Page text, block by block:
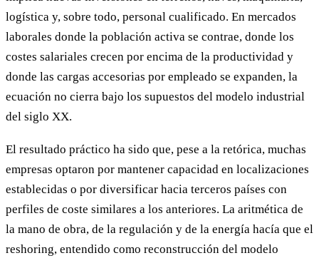
logística y, sobre todo, personal cualificado. En mercados
laborales donde la población activa se contrae, donde los
costes salariales crecen por encima de la productividad y
donde las cargas accesorias por empleado se expanden, la
ecuación no cierra bajo los supuestos del modelo industrial
del siglo XX.
El resultado práctico ha sido que, pese a la retórica, muchas
empresas optaron por mantener capacidad en localizaciones
establecidas o por diversificar hacia terceros países con
perfiles de coste similares a los anteriores. La aritmética de
la mano de obra, de la regulación y de la energía hacía que el
reshoring, entendido como reconstrucción del modelo